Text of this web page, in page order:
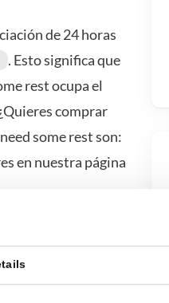
de 24 horas
. Esto significa que
rest ocupa el
comprar
some rest son:
en nuestra página